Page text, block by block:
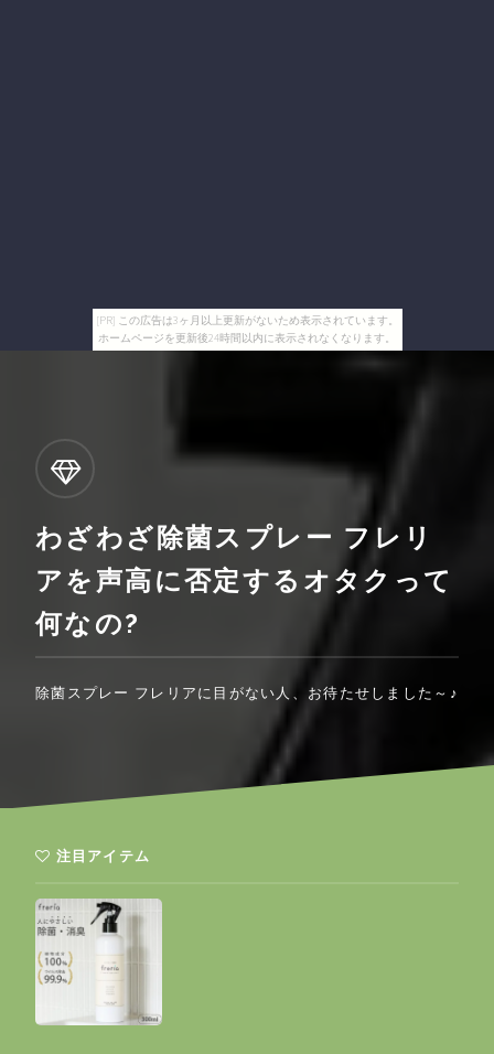
[PR] この広告は3ヶ月以上更新がないため表示されています。
ホームページを更新後24時間以内に表示されなくなります。
わざわざ除菌スプレー フレリ
アを声高に否定するオタクって
何なの?
除菌スプレー フレリアに目がない人、お待たせしました～♪
注目アイテム